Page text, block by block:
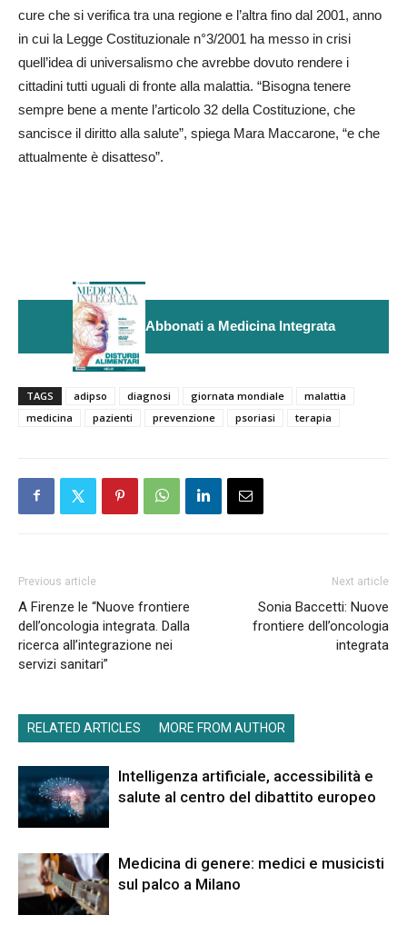
cure che si verifica tra una regione e l’altra fino dal 2001, anno
in cui la Legge Costituzionale n°3/2001 ha messo in crisi
quell’idea di universalismo che avrebbe dovuto rendere i
cittadini tutti uguali di fronte alla malattia. “Bisogna tenere
sempre bene a mente l’articolo 32 della Costituzione, che
sancisce il diritto alla salute”, spiega Mara Maccarone, “e che
attualmente è disatteso”.
Abbonati a Medicina Integrata
TAGS adipso diagnosi giornata mondiale
malattia
medicina
pazienti prevenzione psoriasi terapia
Previous article
A Firenze le “Nuove frontiere
dell’oncologia integrata. Dalla
ricerca all’integrazione nei
servizi sanitari”
Next article
Sonia Baccetti: Nuove
frontiere dell’oncologia
integrata
RELATED ARTICLES MORE FROM AUTHOR
Intelligenza artificiale, accessibilità e
salute al centro del dibattito europeo
Medicina di genere: medici e musicisti
sul palco a Milano